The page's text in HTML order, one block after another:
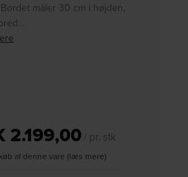
måler 30 cm i højden,
2.199,00/ pr. stk
af denne vare (læs mere)